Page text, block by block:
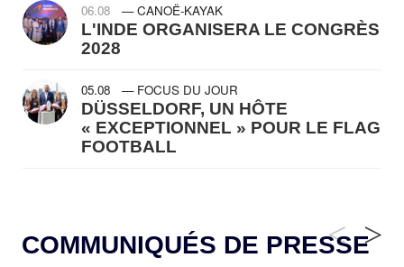
06.08 — CANOË-KAYAK
L'INDE ORGANISERA LE CONGRÈS
2028
05.08 — FOCUS DU JOUR
DÜSSELDORF, UN HÔTE
« EXCEPTIONNEL » POUR LE FLAG
FOOTBALL
LE RÊVE DE VOIR LA LUGE ALPINE
AUX JO « N'EST PAS FINI »
COMMUNIQUÉS DE PRESSE
< >